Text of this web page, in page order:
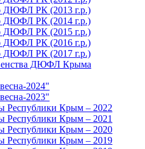
ДЮФЛ РК (2013 г.р.)
ДЮФЛ РК (2014 г.р.)
ДЮФЛ РК (2015 г.р.)
ДЮФЛ РК (2016 г.р.)
ДЮФЛ РК (2017 г.р.)
ДЮФЛ Крыма
2024"
2023"
Республики Крым – 2022
Республики Крым – 2021
Республики Крым – 2020
Республики Крым – 2019